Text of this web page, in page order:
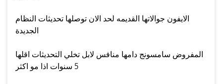
الايفون جوالاتها القديمه لحد الان توصلها تحديثات النظام
المفروض سامسونج دامها منافس لابل تخلي التحديثات اقلها